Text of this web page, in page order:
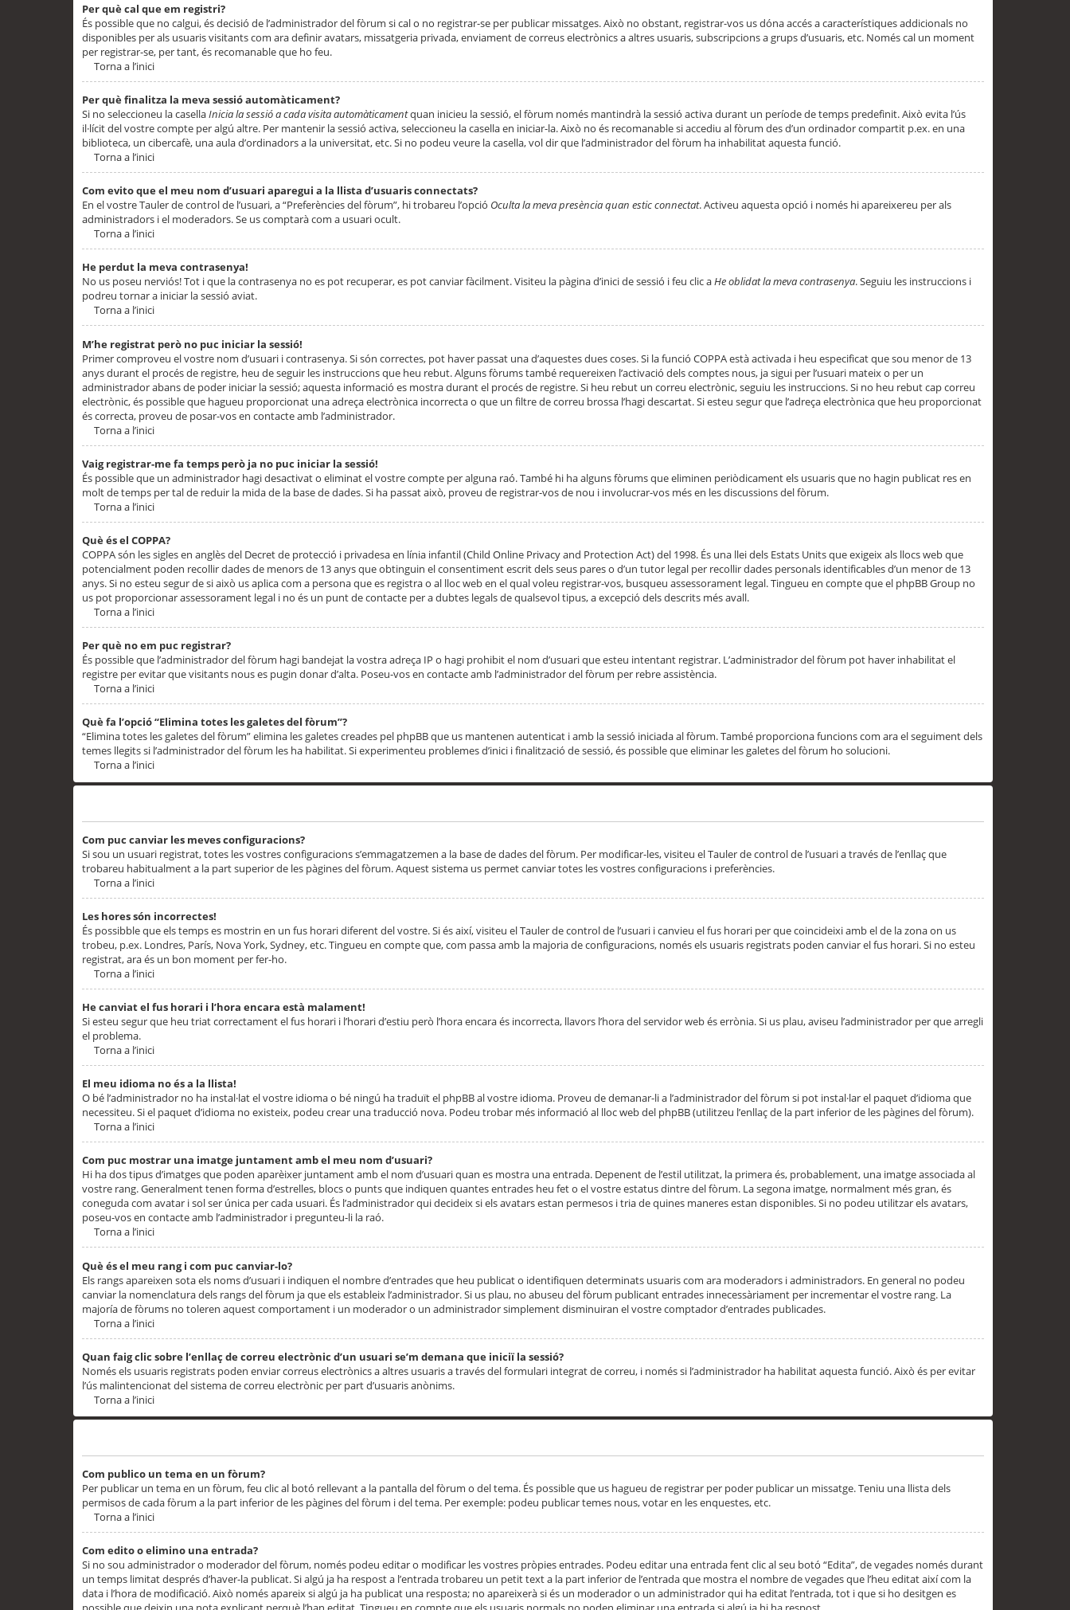
Per què cal que em registri?
És possible que no calgui, és decisió de l’administrador del fòrum si cal o no registrar-se per publicar missatges. Això no obstant, registrar-vos us dóna accés a característiques addicionals no
disponibles per als usuaris visitants com ara definir avatars, missatgeria privada, enviament de correus electrònics a altres usuaris, subscripcions a grups d’usuaris, etc. Només cal un moment
per registrar-se, per tant, és recomanable que ho feu.
Torna a l’inici
Per què finalitza la meva sessió automàticament?
Si no seleccioneu la casellaInicia la sessió a cada visita automàticamentquan inicieu la sessió, el fòrum només mantindrà la sessió activa durant un període de temps predefinit. Això evita l’ús
il·lícit del vostre compte per algú altre. Per mantenir la sessió activa, seleccioneu la casella en iniciar-la. Això no és recomanable si accediu al fòrum des d’un ordinador compartit p.ex. en una
biblioteca, un cibercafè, una aula d’ordinadors a la universitat, etc. Si no podeu veure la casella, vol dir que l’administrador del fòrum ha inhabilitat aquesta funció.
Torna a l’inici
Com evito que el meu nom d’usuari aparegui a la llista d’usuaris connectats?
En el vostre Tauler de control de l’usuari, a “Preferències del fòrum”, hi trobareu l’opció Oculta la meva presència quan estic connectat. Activeu aquesta opció i només hi apareixereu per als
administradors i el moderadors. Se us comptarà com a usuari ocult.
Torna a l’inici
He perdut la meva contrasenya!
No us poseu nerviós! Tot i que la contrasenya no es pot recuperar, es pot canviar fàcilment. Visiteu la pàgina d’inici de sessió i feu clic aHe oblidat la meva contrasenya. Seguiu les instruccions i
podreu tornar a iniciar la sessió aviat.
Torna a l’inici
M’he registrat però no puc iniciar la sessió!
Primer comproveu el vostre nom d’usuari i contrasenya. Si són correctes, pot haver passat una d’aquestes dues coses. Si la funció COPPA està activada i heu especificat que sou menor de 13
anys durant el procés de registre, heu de seguir les instruccions que heu rebut. Alguns fòrums també requereixen l’activació dels comptes nous, ja sigui per l’usuari mateix o per un
administrador abans de poder iniciar la sessió; aquesta informació es mostra durant el procés de registre. Si heu rebut un correu electrònic, seguiu les instruccions. Si no heu rebut cap correu
electrònic, és possible que hagueu proporcionat una adreça electrònica incorrecta o que un filtre de correu brossa l’hagi descartat. Si esteu segur que l’adreça electrònica que heu proporcionat
és correcta, proveu de posar-vos en contacte amb l’administrador.
Torna a l’inici
Vaig registrar-me fa temps però ja no puc iniciar la sessió!
És possible que un administrador hagi desactivat o eliminat el vostre compte per alguna raó. També hi ha alguns fòrums que eliminen periòdicament els usuaris que no hagin publicat res en
molt de temps per tal de reduir la mida de la base de dades. Si ha passat això, proveu de registrar-vos de nou i involucrar-vos més en les discussions del fòrum.
Torna a l’inici
Què és el COPPA?
COPPA són les sigles en anglès del Decret de protecció i privadesa en línia infantil (Child Online Privacy and Protection Act) del 1998. És una llei dels Estats Units que exigeix als llocs web que
potencialment poden recollir dades de menors de 13 anys que obtinguin el consentiment escrit dels seus pares o d’un tutor legal per recollir dades personals identificables d’un menor de 13
anys. Si no esteu segur de si això us aplica com a persona que es registra o al lloc web en el qual voleu registrar-vos, busqueu assessorament legal. Tingueu en compte que el phpBB Group no
us pot proporcionar assessorament legal i no és un punt de contacte per a dubtes legals de qualsevol tipus, a excepció dels descrits més avall.
Torna a l’inici
Per què no em puc registrar?
És possible que l’administrador del fòrum hagi bandejat la vostra adreça IP o hagi prohibit el nom d’usuari que esteu intentant registrar. L’administrador del fòrum pot haver inhabilitat el
registre per evitar que visitants nous es pugin donar d’alta. Poseu-vos en contacte amb l’administrador del fòrum per rebre assistència.
Torna a l’inici
Què fa l’opció “Elimina totes les galetes del fòrum”?
“Elimina totes les galetes del fòrum” elimina les galetes creades pel phpBB que us mantenen autenticat i amb la sessió iniciada al fòrum. També proporciona funcions com ara el seguiment dels
temes llegits si l’administrador del fòrum les ha habilitat. Si experimenteu problemes d’inici i finalització de sessió, és possible que eliminar les galetes del fòrum ho solucioni.
Torna a l’inici
Com puc canviar les meves configuracions?
Si sou un usuari registrat, totes les vostres configuracions s’emmagatzemen a la base de dades del fòrum. Per modificar-les, visiteu el Tauler de control de l’usuari a través de l’enllaç que
trobareu habitualment a la part superior de les pàgines del fòrum. Aquest sistema us permet canviar totes les vostres configuracions i preferències.
Torna a l’inici
Les hores són incorrectes!
És possibble que els temps es mostrin en un fus horari diferent del vostre. Si és així, visiteu el Tauler de control de l’usuari i canvieu el fus horari per que coincideixi amb el de la zona on us
trobeu, p.ex. Londres, París, Nova York, Sydney, etc. Tingueu en compte que, com passa amb la majoria de configuracions, només els usuaris registrats poden canviar el fus horari. Si no esteu
registrat, ara és un bon moment per fer-ho.
Torna a l’inici
He canviat el fus horari i l’hora encara està malament!
Si esteu segur que heu triat correctament el fus horari i l’horari d’estiu però l’hora encara és incorrecta, llavors l’hora del servidor web és errònia. Si us plau, aviseu l’administrador per que arregli
el problema.
Torna a l’inici
El meu idioma no és a la llista!
O bé l’administrador no ha instal·lat el vostre idioma o bé ningú ha traduït el phpBB al vostre idioma. Proveu de demanar-li a l’administrador del fòrum si pot instal·lar el paquet d’idioma que
necessiteu. Si el paquet d’idioma no existeix, podeu crear una traducció nova. Podeu trobar més informació al lloc web del phpBB (utilitzeu l’enllaç de la part inferior de les pàgines del fòrum).
Torna a l’inici
Com puc mostrar una imatge juntament amb el meu nom d’usuari?
Hi ha dos tipus d’imatges que poden aparèixer juntament amb el nom d’usuari quan es mostra una entrada. Depenent de l’estil utilitzat, la primera és, probablement, una imatge associada al
vostre rang. Generalment tenen forma d’estrelles, blocs o punts que indiquen quantes entrades heu fet o el vostre estatus dintre del fòrum. La segona imatge, normalment més gran, és
coneguda com avatar i sol ser única per cada usuari. És l’administrador qui decideix si els avatars estan permesos i tria de quines maneres estan disponibles. Si no podeu utilitzar els avatars,
poseu-vos en contacte amb l’administrador i pregunteu-li la raó.
Torna a l’inici
Què és el meu rang i com puc canviar-lo?
Els rangs apareixen sota els noms d’usuari i indiquen el nombre d’entrades que heu publicat o identifiquen determinats usuaris com ara moderadors i administradors. En general no podeu
canviar la nomenclatura dels rangs del fòrum ja que els estableix l’administrador. Si us plau, no abuseu del fòrum publicant entrades innecessàriament per incrementar el vostre rang. La
majoría de fòrums no toleren aquest comportament i un moderador o un administrador simplement disminuiran el vostre comptador d’entrades publicades.
Torna a l’inici
Quan faig clic sobre l’enllaç de correu electrònic d’un usuari se’m demana que iniciï la sessió?
Només els usuaris registrats poden enviar correus electrònics a altres usuaris a través del formulari integrat de correu, i només si l’administrador ha habilitat aquesta funció. Això és per evitar
l’ús malintencionat del sistema de correu electrònic per part d’usuaris anònims.
Torna a l’inici
Com publico un tema en un fòrum?
Per publicar un tema en un fòrum, feu clic al botó rellevant a la pantalla del fòrum o del tema. És possible que us hagueu de registrar per poder publicar un missatge. Teniu una llista dels
permisos de cada fòrum a la part inferior de les pàgines del fòrum i del tema. Per exemple: podeu publicar temes nous, votar en les enquestes, etc.
Torna a l’inici
Com edito o elimino una entrada?
Si no sou administrador o moderador del fòrum, només podeu editar o modificar les vostres pròpies entrades. Podeu editar una entrada fent clic al seu botó “Edita”, de vegades només durant
un temps limitat després d’haver-la publicat. Si algú ja ha respost a l’entrada trobareu un petit text a la part inferior de l’entrada que mostra el nombre de vegades que l’heu editat així com la
data i l’hora de modificació. Això només apareix si algú ja ha publicat una resposta; no apareixerà si és un moderador o un administrador qui ha editat l’entrada, tot i que si ho desitgen es